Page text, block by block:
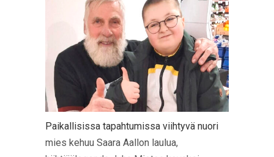
Paikallisissa tapahtumissa viihtyvä nuori
mies kehuu Saara Aallon laulua,